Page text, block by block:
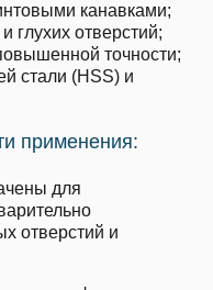
канавками;
глухих отверстий;
точности;
стали (HSS) и
применения:
для
отверстий и